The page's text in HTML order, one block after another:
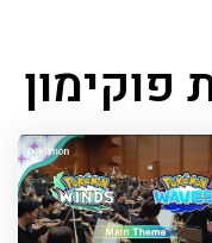
פוקימון